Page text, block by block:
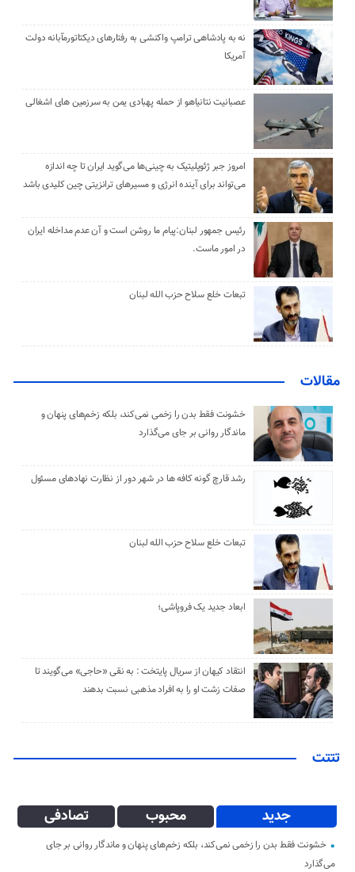
نه به پادشاهی ترامپ واکنشی به رفتارهای دیکتاتورمآبانه دولت
آمریکا
عصبانیت نتانیاهو از حمله پهبادی یمن به سرزمین های اشغالی
امروز جبر ژئوپلیتیک به چینی‌ها می‌گوید ایران تا چه اندازه
می‌تواند برای آینده انرژی و مسیرهای ترانزیتی چین کلیدی باشد
رئیس جمهور لبنان:پیام ما روشن است و آن عدم مداخله ایران
در امور ماست.
تبعات خلع سلاح حزب الله لبنان
مقالات
خشونت فقط بدن را زخمی نمی‌کند، بلکه زخم‌های پنهان و
ماندگار روانی بر جای می‌گذارد
رشد قارچ گونه کافه ها در شهر دور از نظارت نهادهای مسئول
تبعات خلع سلاح حزب الله لبنان
ابعاد جدید یک فروپاشی؛
انتقاد کیهان از سریال پایتخت : به نقی «حاجی» می‌گویند تا
صفات زشت او را به افراد مذهبی نسبت بدهند
تتتت
جدید محبوب تصادفی
خشونت فقط بدن را زخمی نمی‌کند، بلکه زخم‌های پنهان و ماندگار روانی بر جای
می‌گذارد